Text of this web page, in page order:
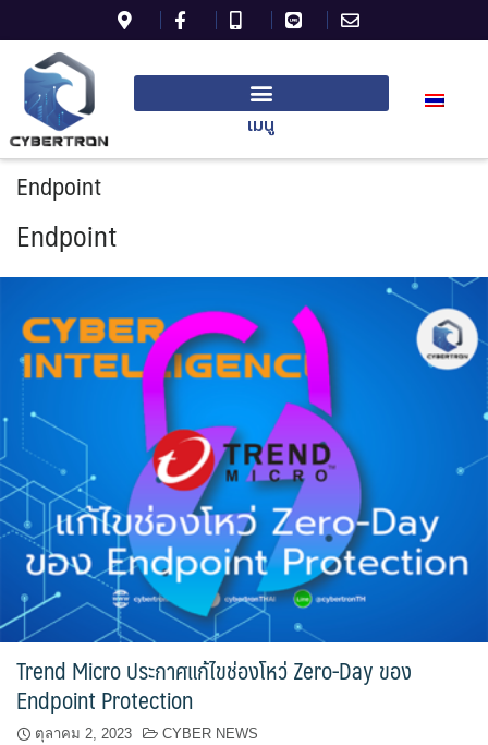
เมนู
Endpoint
Endpoint
Trend Micro ประกาศแก้ไขช่องโหว่ Zero-Day ของ
Endpoint Protection
ตุลาคม 2, 2023 CYBER NEWS